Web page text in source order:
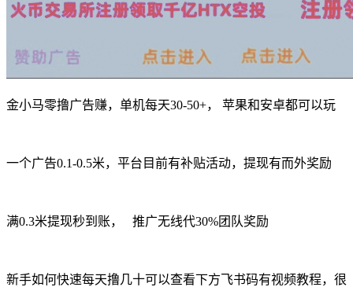
金小马零撸广告赚，单机每天30-50+， 苹果和安卓都可以玩
一个广告0.1-0.5米，平台目前有补贴活动，提现有而外奖励
满0.3米提现秒到账， 推广无线代30%团队奖励
新手如何快速每天撸几十可以查看下方飞书码有视频教程，很